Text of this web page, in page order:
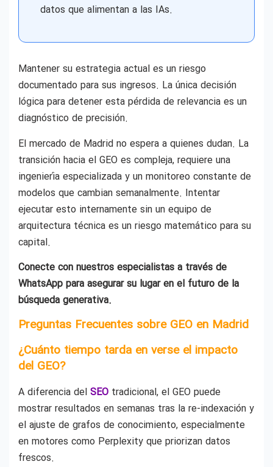
datos que alimentan a las IAs.
Mantener su estrategia actual es un riesgo
documentado para sus ingresos. La única decisión
lógica para detener esta pérdida de relevancia es un
diagnóstico de precisión.
El mercado de Madrid no espera a quienes dudan. La
transición hacia el GEO es compleja, requiere una
ingeniería especializada y un monitoreo constante de
modelos que cambian semanalmente. Intentar
ejecutar esto internamente sin un equipo de
arquitectura técnica es un riesgo matemático para su
capital.
Conecte con nuestros especialistas a través de
WhatsApp para asegurar su lugar en el futuro de la
búsqueda generativa.
Preguntas Frecuentes sobre GEO en Madrid
¿Cuánto tiempo tarda en verse el impacto
del GEO?
A diferencia del SEO tradicional, el GEO puede
mostrar resultados en semanas tras la re-indexación y
el ajuste de grafos de conocimiento, especialmente
en motores como Perplexity que priorizan datos
frescos.